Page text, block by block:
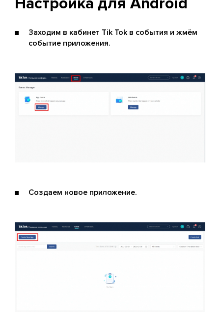
Заходим в кабинет Tik Tok в события и жмём
событие приложения.
Создаем новое приложение.